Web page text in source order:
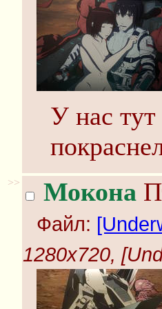
У нас
>> Мокона
Файл:
1280x720,